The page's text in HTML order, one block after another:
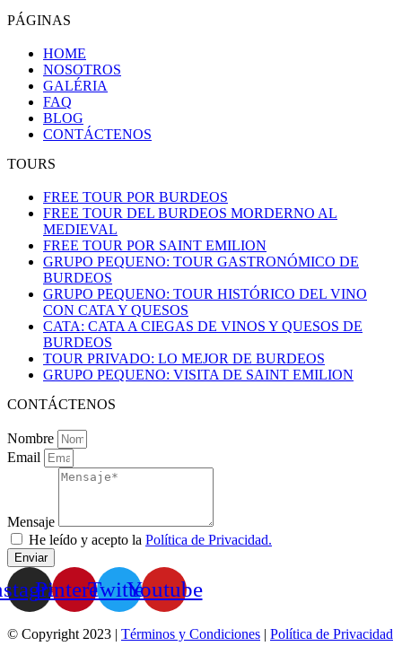
PÁGINAS
HOME
NOSOTROS
GALÉRIA
FAQ
BLOG
CONTÁCTENOS
TOURS
FREE TOUR POR BURDEOS
FREE TOUR DEL BURDEOS MORDERNO AL
MEDIEVAL
FREE TOUR POR SAINT EMILION
GRUPO PEQUENO: TOUR GASTRONÓMICO DE
BURDEOS
GRUPO PEQUENO: TOUR HISTÓRICO DEL VINO
CON CATA Y QUESOS
CATA: CATA A CIEGAS DE VINOS Y QUESOS DE
BURDEOS
TOUR PRIVADO: LO MEJOR DE BURDEOS
GRUPO PEQUENO: VISITA DE SAINT EMILION
CONTÁCTENOS
Nombre
Email
Mensaje
He leído y acepto la Política de Privacidad.
Enviar
PinterestTwitterYoutube
© Copyright 2023 | Términos y Condiciones | Política de Privacidad